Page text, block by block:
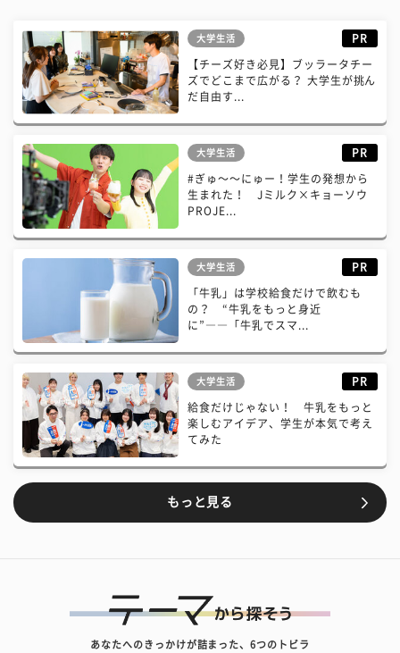
大学生活 PR
【チーズ好き必見】ブッラータチー
ズでどこまで広がる？ 大学生が挑ん
だ自由す...
大学生活 PR
#ぎゅ〜〜にゅー！学生の発想から
生まれた！ Jミルク×キョーソウ
PROJE...
大学生活 PR
「牛乳」は学校給食だけで飲むも
の？ “牛乳をもっと身近
に”――「牛乳でスマ...
大学生活 PR
給食だけじゃない！ 牛乳をもっと
楽しむアイデア、学生が本気で考え
てみた
もっと見る
あなたへのきっかけが詰まった、6つのトビラ